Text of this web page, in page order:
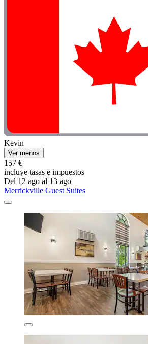
Kevin
Ver menos
157 €
incluye tasas e impuestos
Del 12 ago al 13 ago
Merrickville Guest Suites